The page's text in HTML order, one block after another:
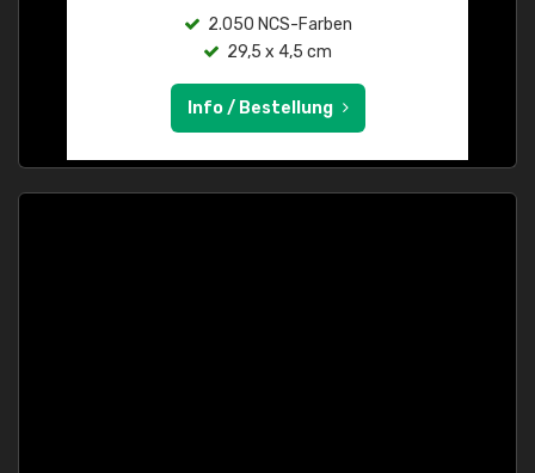
2.050 NCS-Farben
29,5 x 4,5 cm
Info / Bestellung